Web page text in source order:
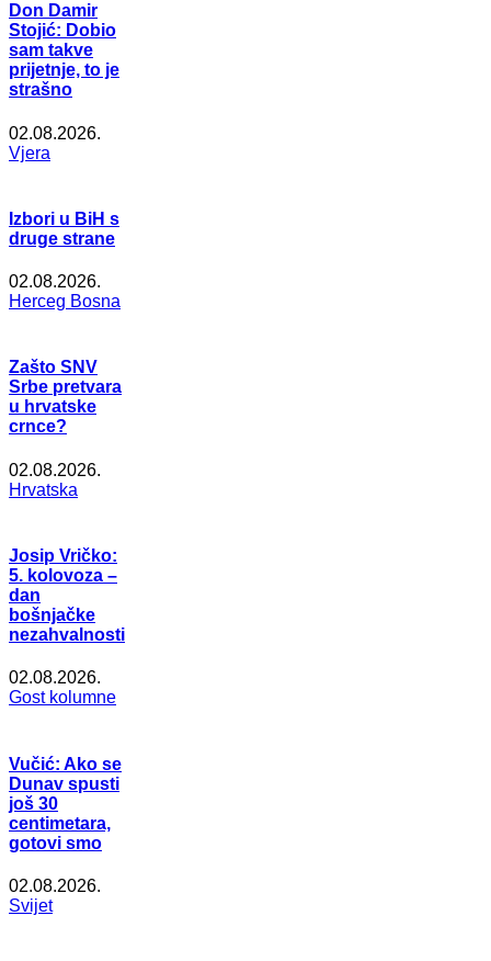
Don Damir
Stojić: Dobio
sam takve
prijetnje, to je
strašno
02.08.2026.
Vjera
Izbori u BiH s
druge strane
02.08.2026.
Herceg Bosna
Zašto SNV
Srbe pretvara
u hrvatske
crnce?
02.08.2026.
Hrvatska
Josip Vričko:
5. kolovoza –
dan
bošnjačke
nezahvalnosti
02.08.2026.
Gost kolumne
Vučić: Ako se
Dunav spusti
još 30
centimetara,
gotovi smo
02.08.2026.
Svijet